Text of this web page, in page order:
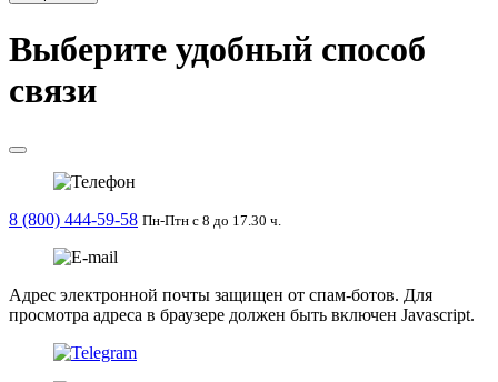
Выберите удобный способ
связи
8 (800) 444-59-58 Пн-Птн с 8 до 17.30 ч.
Адрес электронной почты защищен от спам-ботов. Для
просмотра адреса в браузере должен быть включен Javascript.